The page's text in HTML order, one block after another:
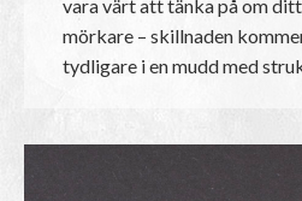
vara värt att tänka på om
mörkare – skillnaden
tydligare i en mudd med